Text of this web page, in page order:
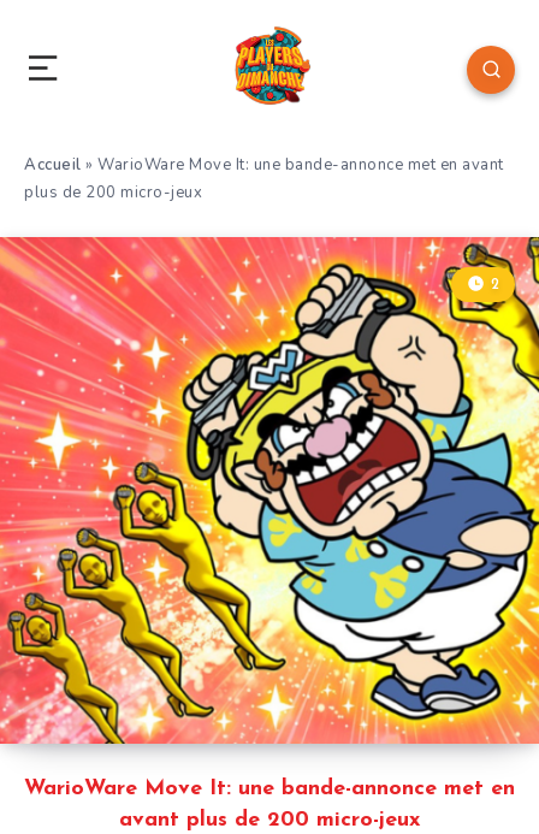
Accueil » WarioWare Move It: une bande-annonce met en avant
plus de 200 micro-jeux
WarioWare Move It: une bande-annonce met en
avant plus de 200 micro-jeux
2